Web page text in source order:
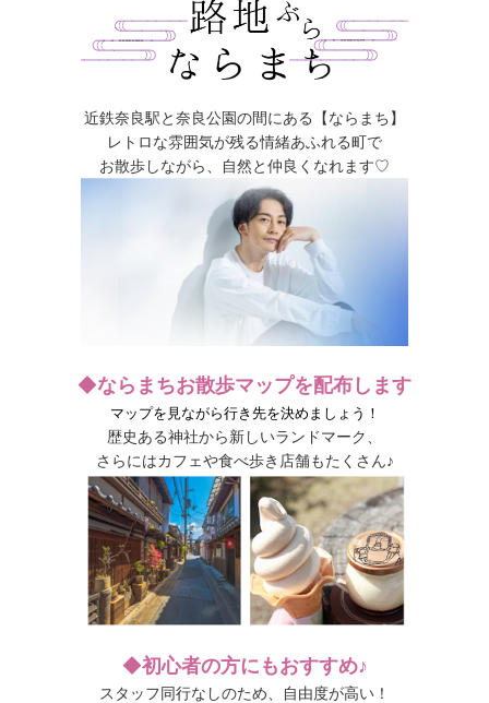
近鉄奈良駅と奈良公園の間にある【ならまち】
レトロな雰囲気が残る情緒あふれる町で
お散歩しながら、自然と仲良くなれます♡
◆ならまちお散歩マップを配布します
マップを見ながら行き先を決めましょう！
歴史ある神社から新しいランドマーク、
さらにはカフェや食べ歩き店舗もたくさん♪
◆初心者の方にもおすすめ♪
スタッフ同行なしのため、自由度が高い！